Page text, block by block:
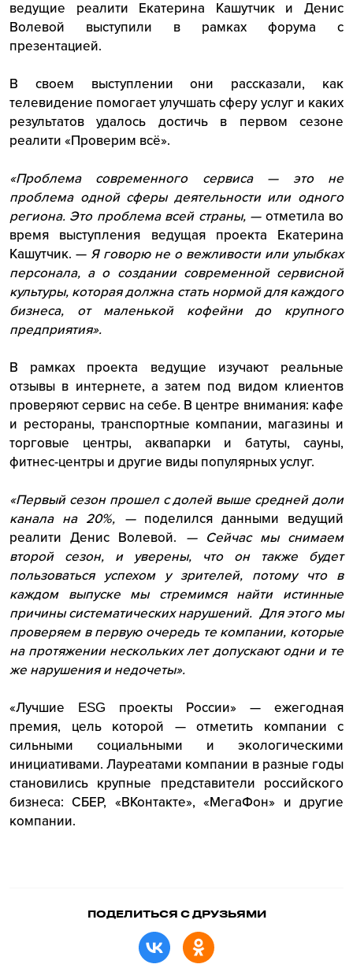
ведущие реалити Екатерина Кашутчик и Денис
Волевой выступили в рамках форума с
презентацией.
В своем выступлении они рассказали, как
телевидение помогает улучшать сферу услуг и каких
результатов удалось достичь в первом сезоне
реалити «Проверим всё».
«Проблема современного сервиса — это не
проблема одной сферы деятельности или одного
региона. Это проблема всей страны, — отметила во
время выступления ведущая проекта Екатерина
Кашутчик. — Я говорю не о вежливости или улыбках
персонала, а о создании современной сервисной
культуры, которая должна стать нормой для каждого
бизнеса, от маленькой кофейни до крупного
предприятия».
В рамках проекта ведущие изучают реальные
отзывы в интернете, а затем под видом клиентов
проверяют сервис на себе. В центре внимания: кафе
и рестораны, транспортные компании, магазины и
торговые центры, аквапарки и батуты, сауны,
фитнес-центры и другие виды популярных услуг.
«Первый сезон прошел с долей выше средней доли
канала на 20%, — поделился данными ведущий
реалити Денис Волевой. — Сейчас мы снимаем
второй сезон, и уверены, что он также будет
пользоваться успехом у зрителей, потому что в
каждом выпуске мы стремимся найти истинные
причины систематических нарушений. Для этого мы
проверяем в первую очередь те компании, которые
на протяжении нескольких лет допускают одни и те
же нарушения и недочеты».
«Лучшие ESG проекты России» — ежегодная
премия, цель которой — отметить компании с
сильными социальными и экологическими
инициативами. Лауреатами компании в разные годы
становились крупные представители российского
бизнеса: СБЕР, «ВКонтакте», «МегаФон» и другие
компании.
ПОДЕЛИТЬСЯ С ДРУЗЬЯМИ